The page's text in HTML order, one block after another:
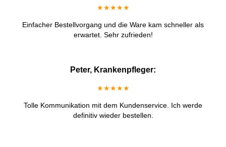
★★★★★
Einfacher Bestellvorgang und die Ware kam schneller als
erwartet. Sehr zufrieden!
Peter, Krankenpfleger:
★★★★★
Tolle Kommunikation mit dem Kundenservice. Ich werde
definitiv wieder bestellen.